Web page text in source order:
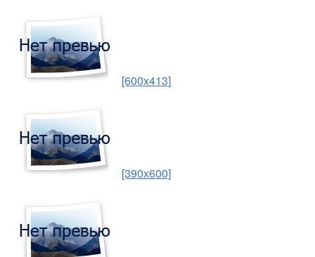
[600x413]
[390x600]